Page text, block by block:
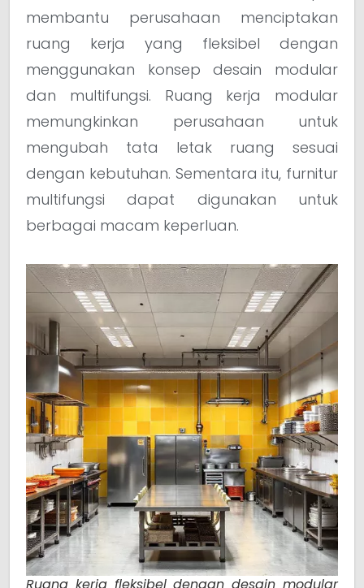
membantu perusahaan menciptakan
ruang kerja yang fleksibel dengan
menggunakan konsep desain modular
dan multifungsi. Ruang kerja modular
memungkinkan perusahaan untuk
mengubah tata letak ruang sesuai
dengan kebutuhan. Sementara itu, furnitur
multifungsi dapat digunakan untuk
berbagai macam keperluan.
Ruang kerja fleksibel dengan desain modular